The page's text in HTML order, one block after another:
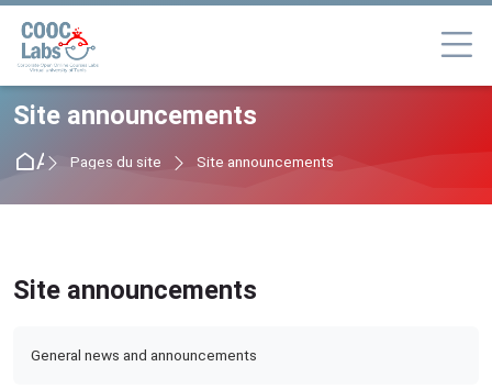
Passer à la navigation
Passer au formulaire de connexion
Passer au contenu principal
Passer au pied de page
Site announcements
Accueil
Pages du site Site announcements
Site announcements
General news and announcements